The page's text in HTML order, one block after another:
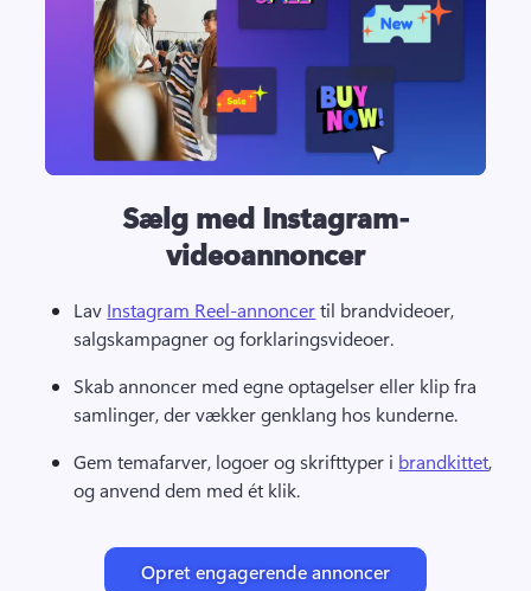
Sælg med Instagram-
videoannoncer
Lav Instagram Reel-annoncer til brandvideoer,
salgskampagner og forklaringsvideoer.
Skab annoncer med egne optagelser eller klip fra
samlinger, der vækker genklang hos kunderne.
Gem temafarver, logoer og skrifttyper i brandkittet,
og anvend dem med ét klik.
Opret engagerende annoncer